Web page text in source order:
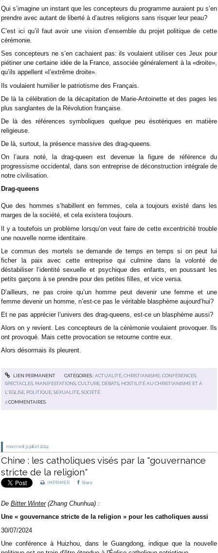
Qui s’imagine un instant que les concepteurs du programme auraient pu s’en
prendre avec autant de liberté à d’autres religions sans risquer leur peau?
C’est ici qu’il faut avoir une vision d’ensemble du projet politique de cette
cérémonie.
Ses concepteurs ne s’en cachaient pas: ils voulaient utiliser ces Jeux pour
piétiner une certaine idée de la France, associée généralement à la «droite»,
qu’ils appellent «l’extrême droite».
Ils voulaient humilier le patriotisme des Français.
De là la célébration de la décapitation de Marie-Antoinette et des pages les
plus sanglantes de la Révolution française.
De là des références symboliques quelque peu ésotériques en matière
religieuse.
De là, surtout, la présence massive des drag-queens.
On l’aura noté, la drag-queen est devenue la figure de référence du
progressisme occidental, dans son entreprise de déconstruction intégrale de
notre civilisation.
Drag-queens
Que des hommes s’habillent en femmes, cela a toujours existé dans les
marges de la société, et cela existera toujours.
Il y a toutefois un problème lorsqu’on veut faire de cette excentricité trouble
une nouvelle norme identitaire.
Le commun des mortels se demande de temps en temps si on peut lui
ficher la paix avec cette entreprise qui culmine dans la volonté de
déstabiliser l’identité sexuelle et psychique des enfants, en poussant les
petits garçons à se prendre pour des petites filles, et vice versa.
D’ailleurs, ne pas croire qu’un homme peut devenir une femme et une
femme devenir un homme, n’est-ce pas le véritable blasphème aujourd’hui?
Et ne pas apprécier l’univers des drag-queens, est-ce un blasphème aussi?
Alors on y revient. Les concepteurs de la cérémonie voulaient provoquer. Ils
ont provoqué. Mais cette provocation se retourne contre eux.
Alors désormais ils pleurent.
LIEN PERMANENT CATÉGORIES :ACTUALITÉ, CHRISTIANISME, CONFÉRENCES,
SPECTACLES, MANIFESTATIONS ,CULTURE DÉBATS HOSTILITÉ AU CHRISTIANISME ET À
L'EGLISE, POLITIQUE,SEXUALITÉ,SOCIÉTÉ
2COMMENTAIRES
mercredi 31 juillet 2024
Chine : les catholiques visés par la "gouvernance
stricte de la religion"
IMPRIMER Share
De Bitter Winter(Zhang Chunhua) :
Une « gouvernance stricte de la religion » pour les catholiques aussi
30/07/2024
Une conférence à Huizhou, dans le Guangdong, indique que la nouvelle